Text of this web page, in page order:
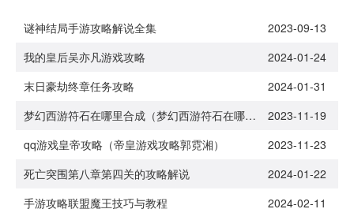
谜神结局手游攻略解说全集
2023-09-13
我的皇后吴亦凡游戏攻略
2024-01-24
末日豪劫终章任务攻略
2024-01-31
梦幻西游符石在哪里合成（梦幻西游符石在哪里合成最好）
2023-11-19
qq游戏皇帝攻略（帝皇游戏攻略郭霓湘）
2023-11-23
死亡突围第八章第四关的攻略解说
2024-01-22
手游攻略联盟魔王技巧与教程
2024-02-11